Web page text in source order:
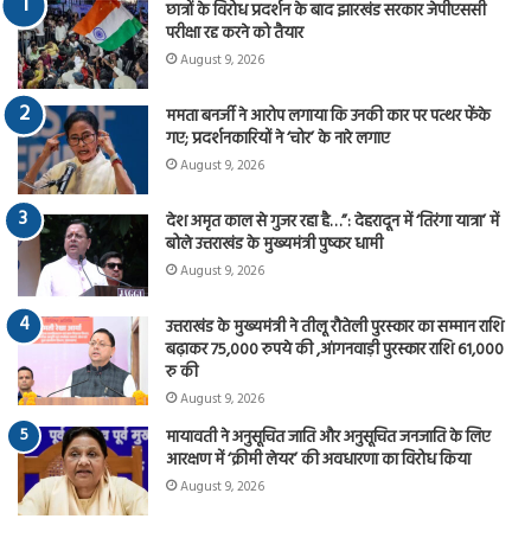
छात्रों के विरोध प्रदर्शन के बाद झारखंड सरकार जेपीएससी
परीक्षा रद्द करने को तैयार
August 9, 2026
ममता बनर्जी ने आरोप लगाया कि उनकी कार पर पत्थर फेंके
गए; प्रदर्शनकारियों ने ‘चोर’ के नारे लगाए
August 9, 2026
देश अमृत काल से गुजर रहा है…”: देहरादून में ‘तिरंगा यात्रा’ में
बोले उत्तराखंड के मुख्यमंत्री पुष्कर धामी
August 9, 2026
उत्तराखंड के मुख्यमंत्री ने तीलू रौतेली पुरस्कार का सम्मान राशि
बढ़ाकर 75,000 रुपये की ,आंगनवाड़ी पुरस्कार राशि 61,000
रु की
August 9, 2026
मायावती ने अनुसूचित जाति और अनुसूचित जनजाति के लिए
आरक्षण में ‘क्रीमी लेयर’ की अवधारणा का विरोध किया
August 9, 2026